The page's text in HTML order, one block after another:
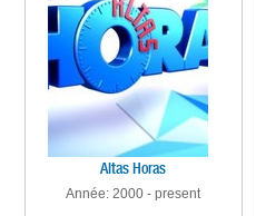
Altas Horas
Année: 2000 - present